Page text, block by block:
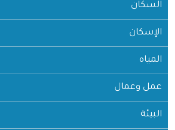
السكان
الإسكان
المياه
عمل وعمال
البيئة